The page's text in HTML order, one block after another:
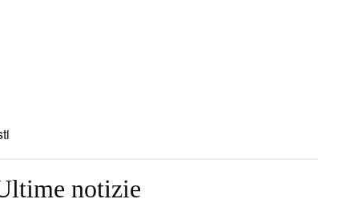
notizie